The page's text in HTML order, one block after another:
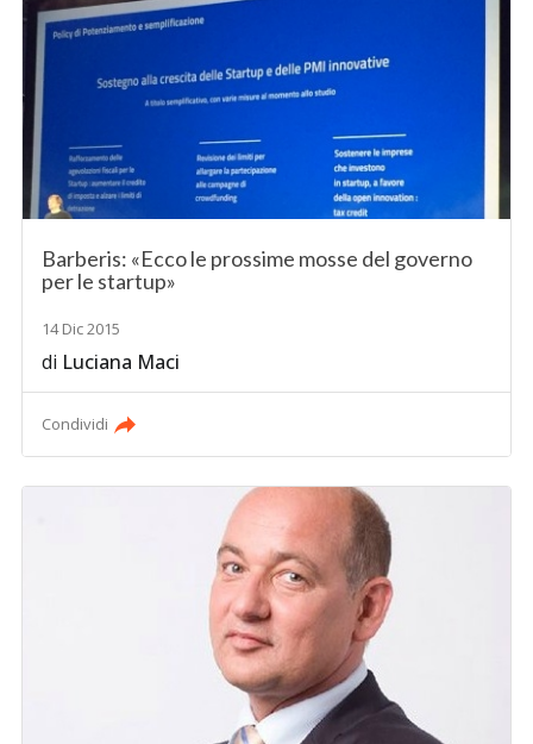
Barberis: «Ecco le prossime mosse del governo
per le startup»
14 Dic 2015
di Luciana Maci
Condividi